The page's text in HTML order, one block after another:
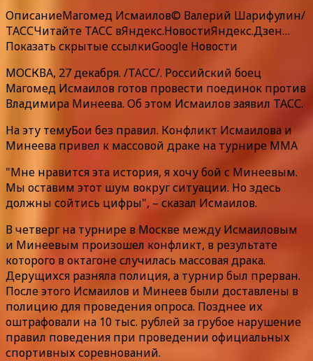
ОписаниеМагомед Исмаилов© Валерий Шарифулин/
ТАССЧитайте ТАСС вЯндекс.НовостиЯндекс.Дзен…
Показать скрытые ссылкиGoogle Новости
МОСКВА, 27 декабря. /ТАСС/. Российский боец
Магомед Исмаилов готов провести поединок против
Владимира Минеева. Об этом Исмаилов заявил ТАСС.
На эту темуБои без правил. Конфликт Исмаилова и
Минеева привел к массовой драке на турнире MMA
"Мне нравится эта история, я хочу бой с Минеевым.
Мы оставим этот шум вокруг ситуации. Но здесь
должны сойтись цифры", – сказал Исмаилов.
В четверг на турнире в Москве между Исмаиловым
и Минеевым произошел конфликт, в результате
которого в октагоне случилась массовая драка.
Дерущихся разняла полиция, а турнир был прерван.
После этого Исмаилов и Минеев были доставлены в
полицию для проведения опроса. Позднее их
оштрафовали на 10 тыс. рублей за грубое нарушение
правил поведения при проведении официальных
спортивных соревнований.